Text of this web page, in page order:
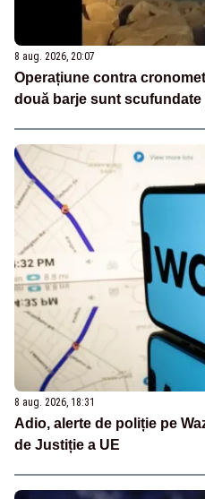
8 aug. 2026, 20:07
Operațiune contra
două barje sunt
8 aug. 2026, 18:31
Adio, alerte de poliție pe
de Justiție a UE